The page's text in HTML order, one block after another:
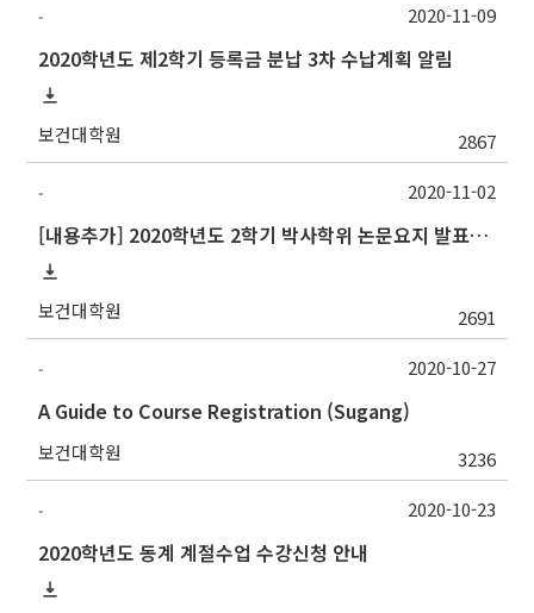
-
2020학년도 제2학기 등록금 분납 3차 수납계획 알림
보건대학원 2867
2020-11-09
-
[내용추가] 2020학년도 2학기 박사학위 논문요지 발표회 안내
보건대학원 2691
2020-11-02
-
A Guide to Course Registration (Sugang)
보건대학원 3236
2020-10-27
-
2020학년도 동계 계절수업 수강신청 안내
2020-10-23